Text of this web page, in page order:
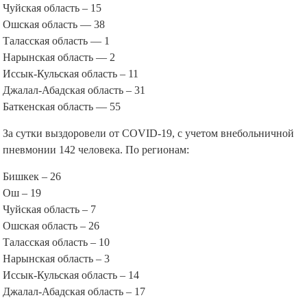
Чуйская область – 15
Ошская область — 38
Таласская область — 1
Нарынская область — 2
Иссык-Кульская область – 11
Джалал-Абадская область – 31
Баткенская область — 55
За сутки выздоровели от COVID-19, с учетом внебольничной
пневмонии 142 человека. По регионам:
Бишкек – 26
Ош – 19
Чуйская область – 7
Ошская область – 26
Таласская область – 10
Нарынская область – 3
Иссык-Кульская область – 14
Джалал-Абадская область – 17